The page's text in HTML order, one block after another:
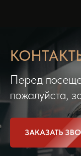
Перед
пожалуйста,
ЗАКАЗАТЬ